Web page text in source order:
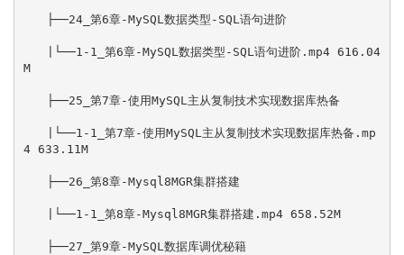
├──24_第6章-MySQL数据类型-SQL语句进阶
|└──1-1_第6章-MySQL数据类型-SQL语句进阶.mp4 616.04
M
├──25_第7章-使用MySQL主从复制技术实现数据库热备
|└──1-1_第7章-使用MySQL主从复制技术实现数据库热备.mp
4 633.11M
├──26_第8章-Mysql8MGR集群搭建
|└──1-1_第8章-Mysql8MGR集群搭建.mp4 658.52M
├──27_第9章-MySQL数据库调优秘籍